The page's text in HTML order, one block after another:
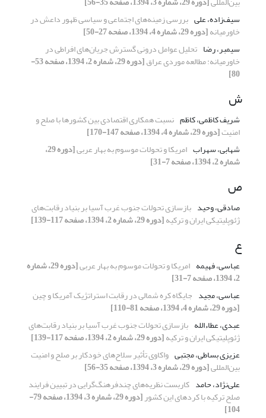
سیف‌زاده، علی بررسی زمینه‌های اجتماعی و سیاسی ظهور داعش در
خاورمیانه[دوره 29، شماره 4، 1394، صفحه 27-50]
سیمبر، رضا تحلیل عوامل درونی گسترش جریان‌های افراطی در
خاورمیانه: مطالعه موردی عراق [دوره 29، شماره 2، 1394، صفحه 53-
80]
ش
شریف کاظمی، کاظم نسبت همکاری اقتصادی بین کشورها با صلح و
امنیت[دوره 29، شماره 4، 1394، صفحه 147-170]
شهابی، سهراب امریکا و تحولات موسوم به بهار عربی [دوره 29،
شماره 2، 1394، صفحه 7-31]
ص
صادقی، وحید بازسازی تحولات جنوب غرب آسیا بر بنیاد رقابت‌های
ژئوپلیتیکی ایران و ترکیه[دوره 29، شماره 2، 1394، صفحه 117-139]
ع
عباسی، فهیمه امریکا و تحولات موسوم به بهار عربی [دوره 29، شماره
2، 1394، صفحه 7-31]
عباسی، مجید جایگاه کره شمالی در رقابت استراتژیک آمریکا و چین
[دوره 29، شماره 4، 1394، صفحه 81-110]
عبدی، عطاء‌الله بازسازی تحولات جنوب غرب آسیا بر بنیاد رقابت‌های
ژئوپلیتیکی ایران و ترکیه[دوره 29، شماره 2، 1394، صفحه 117-139]
عزیزی بساطی، مجتبی واکاوی تأثیر سلاح‌های خودکار بر صلح و امنیت
بین‌المللی[دوره 29، شماره 3، 1394، صفحه 35-56]
علی‌نژاد، حامد کاربست نظریه‌های چندفرهنگ‌گرایی در تبیین فرایند
صلح ترکیه با کردهای این کشور [دوره 29، شماره 3، 1394، صفحه 79-
104]